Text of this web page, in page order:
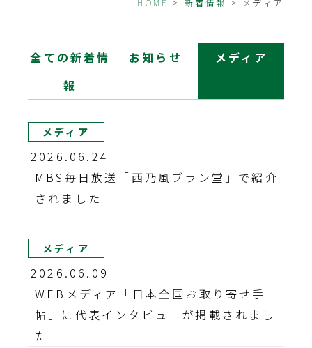
HOME > 新着情報 > メディア
全ての新着情
報
お知らせ メディア
メディア
2026.06.24
MBS毎日放送「西乃風ブラン堂」で紹介
されました
メディア
2026.06.09
WEBメディア「日本全国お取り寄せ手
帖」に代表インタビューが掲載されまし
た